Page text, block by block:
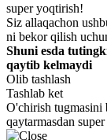
super yoqtirish!
Siz allaqachon
ni bekor qilish
Shuni esda
qaytib kelmaydi
Olib tashlash
Tashlab ket
O'chirish tugmasini
qaytarmasdan